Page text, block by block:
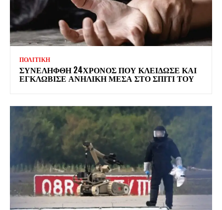
ΠΟΛΙΤΙΚΗ
ΣΥΝΕΛΗΦΘΗ 24ΧΡΟΝΟΣ ΠΟΥ ΚΛΕΙΔΩΣΕ ΚΑΙ
ΕΓΚΛΩΒΙΣΕ ΑΝΗΛΙΚΗ ΜΕΣΑ ΣΤΟ ΣΠΙΤΙ ΤΟΥ